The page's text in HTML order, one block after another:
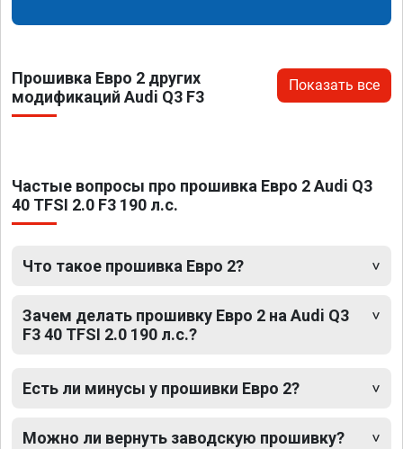
Прошивка Евро 2 других
модификаций Audi Q3 F3
Показать все
Частые вопросы про прошивка Евро 2 Audi Q3
40 TFSI 2.0 F3 190 л.с.
Что такое прошивка Евро 2?
Зачем делать прошивку Евро 2 на Audi Q3
F3 40 TFSI 2.0 190 л.с.?
Есть ли минусы у прошивки Евро 2?
Можно ли вернуть заводскую прошивку?